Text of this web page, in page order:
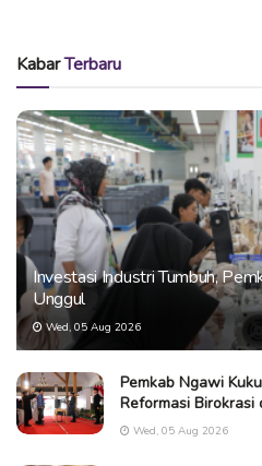
KabarTerbaru
Investasi Industri Tumbuh,
Unggul
Wed, 05 Aug 2026
Pemkab Ngawi
Reformasi Birokrasi
Wed, 05 Aug 2026